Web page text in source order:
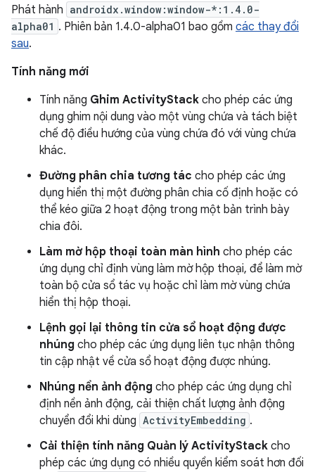
Phát hành androidx.window:window-*:1.4.0-
alpha01 . Phiên bản 1.4.0-alpha01 bao gồm các thay đổi
sau.
Tính năng mới
Tính năng Ghim ActivityStack cho phép các ứng
dụng ghim nội dung vào một vùng chứa và tách biệt
chế độ điều hướng của vùng chứa đó với vùng chứa
khác.
Đường phân chia tương tác cho phép các ứng
dụng hiển thị một đường phân chia cố định hoặc có
thể kéo giữa 2 hoạt động trong một bản trình bày
chia đôi.
Làm mờ hộp thoại toàn màn hình cho phép các
ứng dụng chỉ định vùng làm mờ hộp thoại, để làm mờ
toàn bộ cửa sổ tác vụ hoặc chỉ làm mờ vùng chứa
hiển thị hộp thoại.
Lệnh gọi lại thông tin cửa sổ hoạt động được
nhúng cho phép các ứng dụng liên tục nhận thông
tin cập nhật về cửa sổ hoạt động được nhúng.
Nhúng nền ảnh động cho phép các ứng dụng chỉ
định nền ảnh động, cải thiện chất lượng ảnh động
chuyển đổi khi dùng ActivityEmbedding .
Cải thiện tính năng Quản lý ActivityStack cho
phép các ứng dụng có nhiều quyền kiểm soát hơn đối